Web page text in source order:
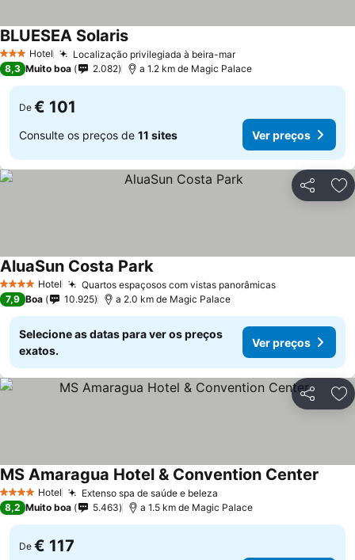
3 EstrelasHotel Localização privilegiada à beira-marVer preços
BLUESEA SolarisVer preços
8,3 Muito boa 2.082 a 1.2 km de Magic Palace
De € 101
Consulte os preços de 11 sites Ver preços
Partilhar
4 EstrelasHotel Quartos espaçosos com vistas panorâmicasVer preços
AluaSun Costa ParkVer preços
7,9 Boa 10.925 a 2.0 km de Magic Palace
Selecione as datas para ver os preços
exatos.
Ver preços
Partilhar
4 EstrelasHotel Extenso spa de saúde e beleza
MS Amaragua Hotel & Convention Center
8,2 Muito boa 5.463 a 1.5 km de Magic Palace
De € 117